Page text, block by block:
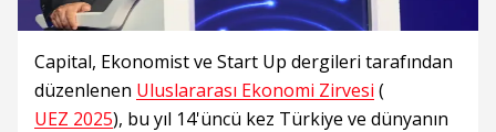
Capital, Ekonomist ve Start Up dergileri tarafından
düzenlenen Uluslararası Ekonomi Zirvesi (
UEZ 2025), bu yıl 14'üncü kez Türkiye ve dünyanın